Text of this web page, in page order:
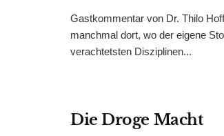
Gastkommentar von Dr. Thilo
manchmal dort, wo der eigene
verachtetsten Disziplinen...
Die Droge Macht